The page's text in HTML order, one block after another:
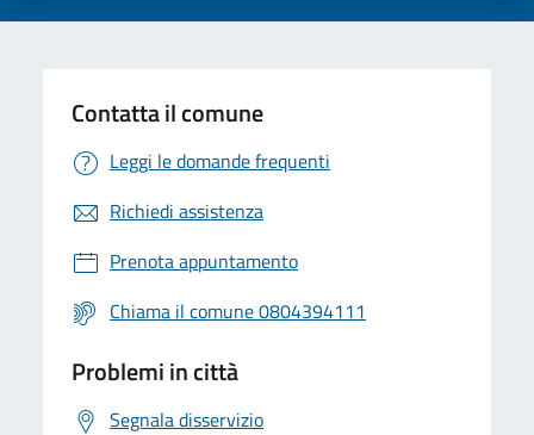
Contatta il comune
Leggi le domande frequenti
Richiedi assistenza
Prenota appuntamento
Chiama il comune 0804394111
Problemi in città
Segnala disservizio